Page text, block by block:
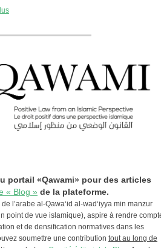
portail «Qawami» pour des articles
« Blog » de la plateforme.
l’arabe al-Qawa‘id al-wad‘iyya min manzur
point de vue islamique), aspire à rendre
et de densification normatives dans les
soumettre une contribution tout au long de